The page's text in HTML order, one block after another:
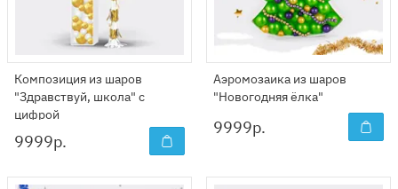
Композиция из шаров
"Здравствуй, школа" с
цифрой
9999р.
Аэромозаика из шаров
"Новогодняя ёлка"
9999р.